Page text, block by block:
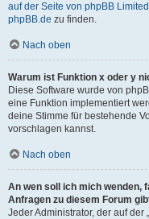
auf der Seite von phpBB Limited
phpBB.de zu finden.
Nach oben
Warum ist Funktion x oder y
Diese Software wurde von
eine Funktion implementiert
deine Stimme für bestehende
vorschlagen kannst.
Nach oben
An wen soll ich mich wenden,
Anfragen zu diesem Forum
Jeder Administrator, der auf der